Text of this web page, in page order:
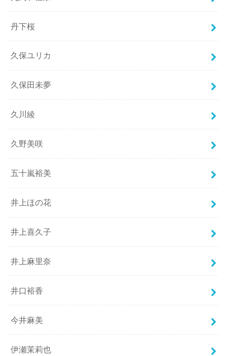
丹下桜
久保ユリカ
久保田未夢
久川綾
久野美咲
五十嵐裕美
井上ほの花
井上喜久子
井上麻里奈
井口裕香
今井麻美
伊瀬茉莉也